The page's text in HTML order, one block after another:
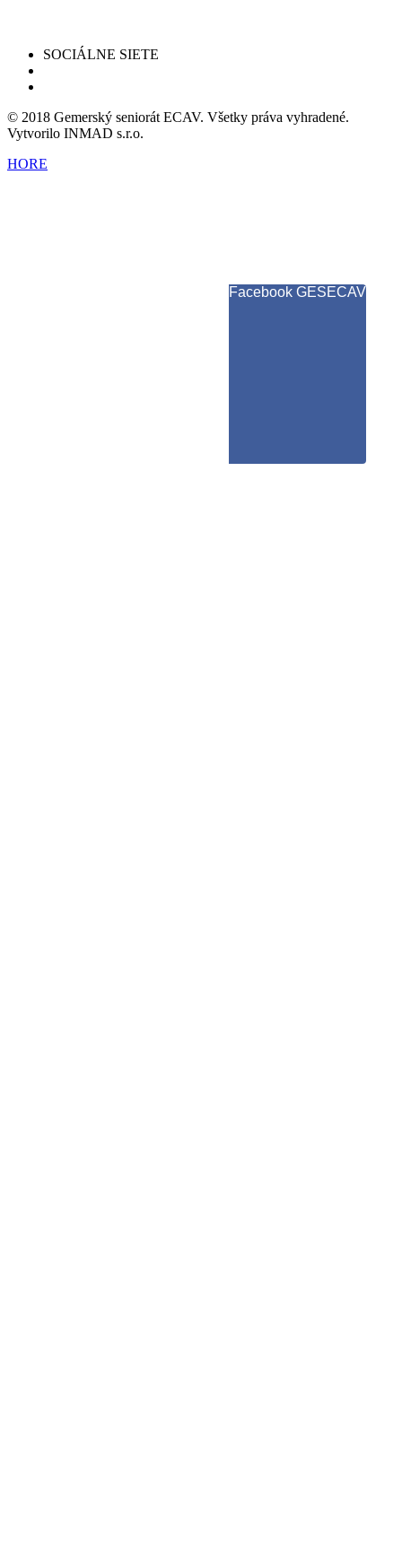
SOCIÁLNE SIETE
© 2018 Gemerský seniorát ECAV. Všetky práva vyhradené.
Vytvorilo INMAD s.r.o.
HORE
Facebook GESECAV